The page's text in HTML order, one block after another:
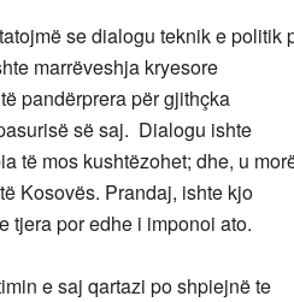
se dialogu teknik e politik
marrëveshja kryesore
pandërprera për gjithçka
së saj. Dialogu ishte
të mos kushtëzohet; dhe, u
Kosovës. Prandaj, ishte kjo
tjera por edhe i imponoi ato.
e saj qartazi po shpiejnë te